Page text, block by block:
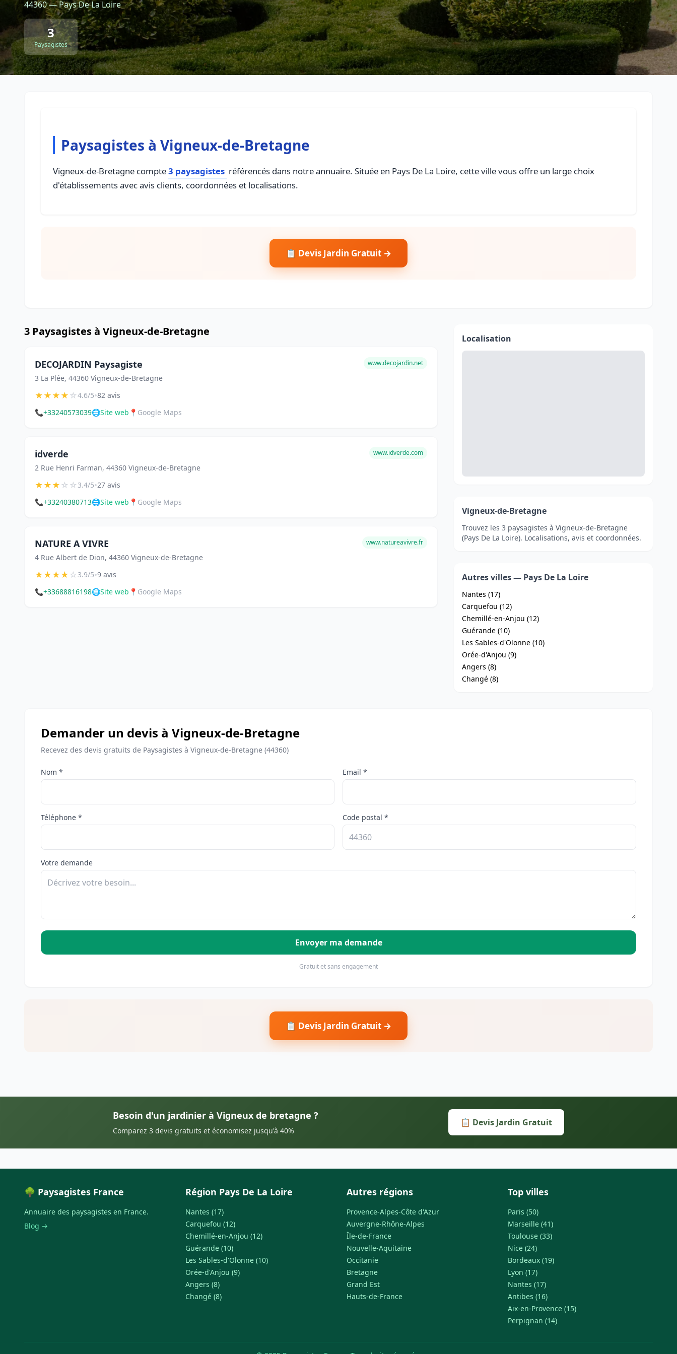
44360 — Pays De La Loire
3
Paysagistes
Paysagistes à Vigneux-de-Bretagne
Vigneux-de-Bretagne compte3 paysagistes référencés dans notre annuaire. Située en Pays De La Loire, cette ville vous offre un large choix
d'établissements avec avis clients, coordonnées et localisations.
📋 Devis Jardin Gratuit →
3 Paysagistes à Vigneux-de-Bretagne
DECOJARDIN Paysagiste
3 La Plée, 44360 Vigneux-de-Bretagne
www.decojardin.net
★★★★☆4.6/5•82 avis
📞+33240573039🌐Site web 📍 Google Maps
idverde
2 Rue Henri Farman, 44360 Vigneux-de-Bretagne
www.idverde.com
★★★☆☆3.4/5•27 avis
📞+33240380713🌐Site web 📍 Google Maps
NATURE A VIVRE
4 Rue Albert de Dion, 44360 Vigneux-de-Bretagne
www.natureavivre.fr
★★★★☆3.9/5•9 avis
📞+33688816198🌐Site web 📍 Google Maps
Localisation
Vigneux-de-Bretagne
Trouvez les 3 paysagistes à Vigneux-de-Bretagne
(Pays De La Loire). Localisations, avis et coordonnées.
Autres villes — Pays De La Loire
Nantes (17)
Carquefou (12)
Chemillé-en-Anjou (12)
Guérande (10)
Les Sables-d'Olonne (10)
Orée-d'Anjou (9)
Angers (8)
Changé (8)
Demander un devis à Vigneux-de-Bretagne
Recevez des devis gratuits de Paysagistes à Vigneux-de-Bretagne (44360)
Nom * Email *
Téléphone * Code postal *
Votre demande
Envoyer ma demande
Gratuit et sans engagement
📋 Devis Jardin Gratuit →
Besoin d'un jardinier à Vigneux de bretagne ?
Comparez 3 devis gratuits et économisez jusqu'à 40%
📋 Devis Jardin Gratuit
🌳 Paysagistes France
Annuaire des paysagistes en France.
Blog →
Région Pays De La Loire
Nantes (17)
Carquefou (12)
Chemillé-en-Anjou (12)
Guérande (10)
Les Sables-d'Olonne (10)
Orée-d'Anjou (9)
Angers (8)
Changé (8)
Autres régions
Provence-Alpes-Côte d'Azur
Auvergne-Rhône-Alpes
Île-de-France
Nouvelle-Aquitaine
Occitanie
Bretagne
Grand Est
Hauts-de-France
Top villes
Paris (50)
Marseille (41)
Toulouse (33)
Nice (24)
Bordeaux (19)
Lyon (17)
Nantes (17)
Antibes (16)
Aix-en-Provence (15)
Perpignan (14)